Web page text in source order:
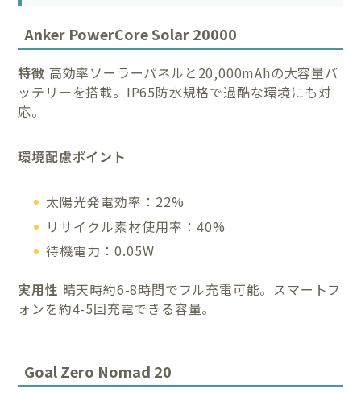
Anker PowerCore Solar 20000
特徴 高効率ソーラーパネルと20,000mAhの大容量バ
ッテリーを搭載。IP65防水規格で過酷な環境にも対
応。
環境配慮ポイント
太陽光発電効率：22%
リサイクル素材使用率：40%
待機電力：0.05W
実用性 晴天時約6-8時間でフル充電可能。スマートフ
ォンを約4-5回充電できる容量。
Goal Zero Nomad 20